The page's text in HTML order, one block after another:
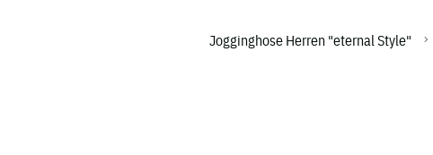
Jogginghose Herren "eternal Style"